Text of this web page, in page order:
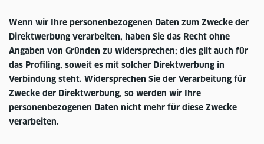
Wenn wir Ihre personenbezogenen Daten zum Zwecke der
Direktwerbung verarbeiten, haben Sie das Recht ohne
Angaben von Gründen zu widersprechen; dies gilt auch für
das Profiling, soweit es mit solcher Direktwerbung in
Verbindung steht. Widersprechen Sie der Verarbeitung für
Zwecke der Direktwerbung, so werden wir Ihre
personenbezogenen Daten nicht mehr für diese Zwecke
verarbeiten.